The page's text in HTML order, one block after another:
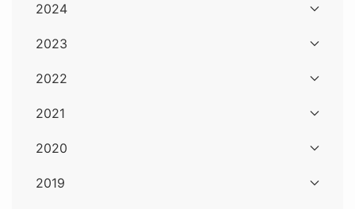
2024
2023
2022
2021
2020
2019